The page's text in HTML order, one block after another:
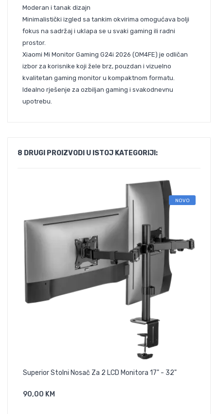
Moderan i tanak dizajn
Minimalistički izgled sa tankim okvirima omogućava bolji
fokus na sadržaj i uklapa se u svaki gaming ili radni
prostor.
Xiaomi Mi Monitor Gaming G24i 2026 (OM4FE) je odličan
izbor za korisnike koji žele brz, pouzdan i vizuelno
kvalitetan gaming monitor u kompaktnom formatu.
Idealno rješenje za ozbiljan gaming i svakodnevnu
upotrebu.
8 DRUGI PROIZVODI U ISTOJ KATEGORIJI:
Superior Stolni Nosač Za 2 LCD Monitora 17" - 32"
90,00 KMDodaj U Košaricu
NOVO